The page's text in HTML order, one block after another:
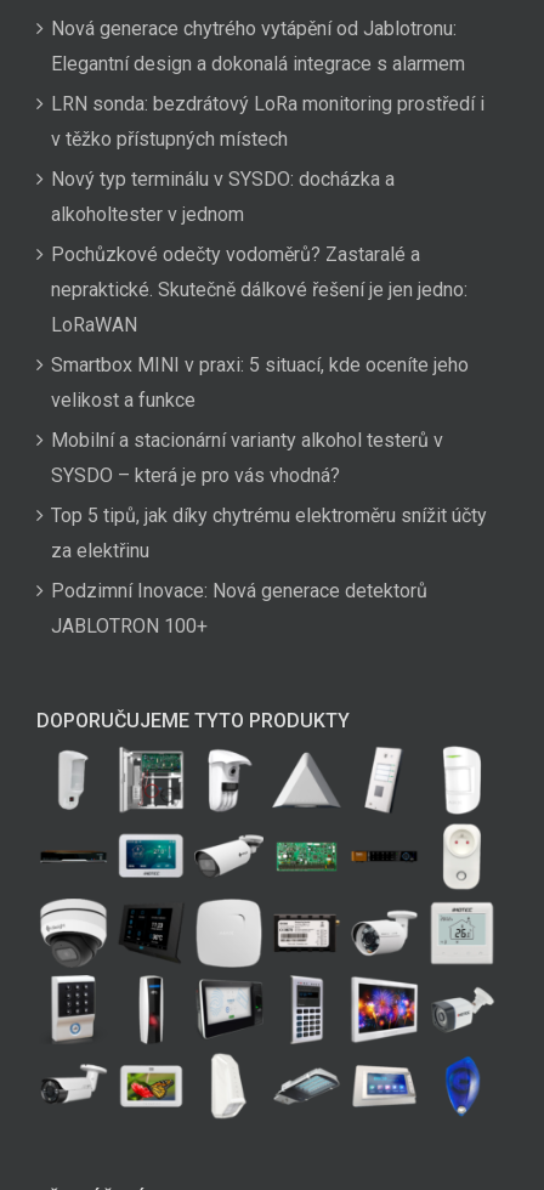
Nová generace chytrého vytápění od Jablotronu:
Elegantní design a dokonalá integrace s alarmem
LRN sonda: bezdrátový LoRa monitoring prostředí i
v těžko přístupných místech
Nový typ terminálu v SYSDO: docházka a
alkoholtester v jednom
Pochůzkové odečty vodoměrů? Zastaralé a
nepraktické. Skutečně dálkové řešení je jen jedno:
LoRaWAN
Smartbox MINI v praxi: 5 situací, kde oceníte jeho
velikost a funkce
Mobilní a stacionární varianty alkohol testerů v
SYSDO – která je pro vás vhodná?
Top 5 tipů, jak díky chytrému elektroměru snížit účty
za elektřinu
Podzimní Inovace: Nová generace detektorů
JABLOTRON 100+
DOPORUČUJEME TYTO PRODUKTY